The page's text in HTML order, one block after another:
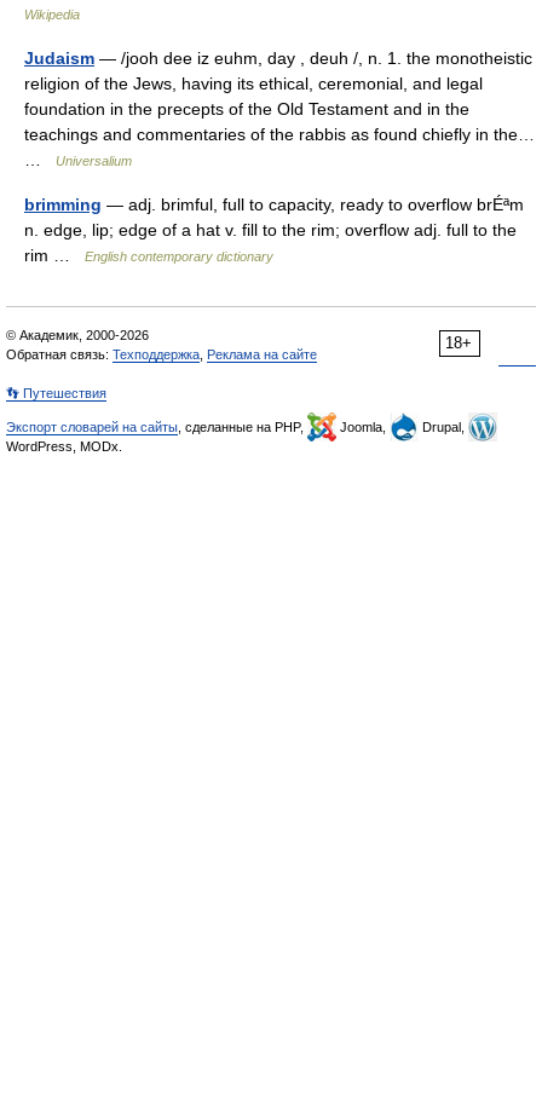
Wikipedia
Judaism — /jooh dee iz euhm, day , deuh /, n. 1. the monotheistic
religion of the Jews, having its ethical, ceremonial, and legal
foundation in the precepts of the Old Testament and in the
teachings and commentaries of the rabbis as found chiefly in the…
Universalium
brimming — adj. brimful, full to capacity, ready to overflow brÉªm
n. edge, lip; edge of a hat v. fill to the rim; overflow adj. full to the
rim …
English contemporary dictionary
18+
© Академик, 2000-2026
Обратная связь: Техподдержка Реклама на сайте
👣 Путешествия
Экспорт словарей на сайты , сделанные на PHP, Joomla,
Drupal,
WordPress, MODx.